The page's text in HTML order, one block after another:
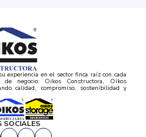
experiencia en el sector finca raíz con cada
negocio: Oikos Constructora, Oikos
calidad, compromiso, sostenibilidad y
SOCIALES